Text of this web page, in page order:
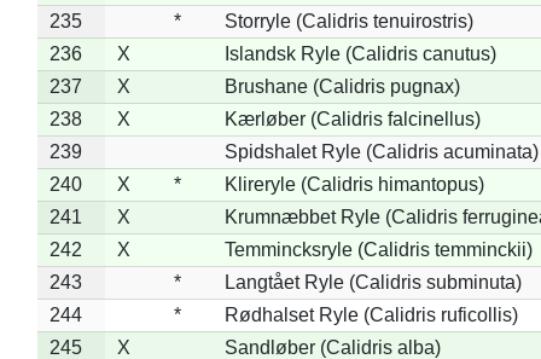
235
*
Storryle (Calidris tenuirostris)
236
X
Islandsk Ryle (Calidris canutus)
237
X
Brushane (Calidris pugnax)
238
X
Kærløber (Calidris falcinellus)
239
Spidshalet Ryle (Calidris acuminata)
240
X *
Klireryle (Calidris himantopus)
241
X
Krumnæbbet Ryle (Calidris
242
X
Temmincksryle (Calidris temminckii)
243
*
Langtået Ryle (Calidris subminuta)
244
*
Rødhalset Ryle (Calidris ruficollis)
245
X
Sandløber (Calidris alba)